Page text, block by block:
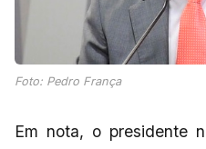
Foto: Pedro França
Em nota, o presidente